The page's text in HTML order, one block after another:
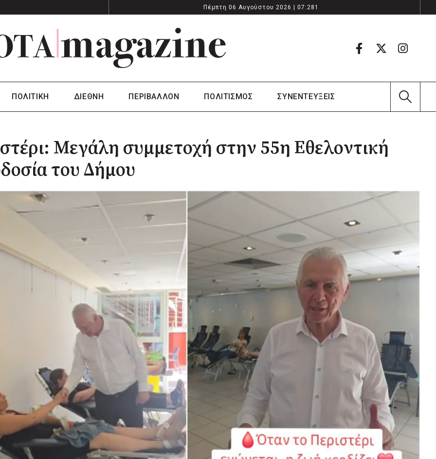
Πέμπτη 06 Αυγούστου 2026 | 07:281
ΠΟΛΙΤΙΚΗ ΔΙΕΘΝΗ ΠΕΡΙΒΑΛΛΟΝ ΠΟΛΙΤΙΣΜΟΣ ΣΥΝΕΝΤΕΥΞΕΙΣ
Μεγάλη συμμετοχή στην 55η Εθελοντική
του Δήμου